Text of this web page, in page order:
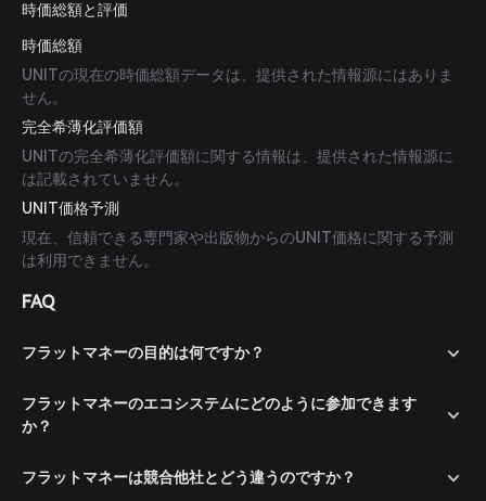
時価総額と評価
時価総額
UNITの現在の時価総額データは、提供された情報源にはありま
せん。
完全希薄化評価額
UNITの完全希薄化評価額に関する情報は、提供された情報源に
は記載されていません。
UNIT価格予測
現在、信頼できる専門家や出版物からのUNIT価格に関する予測
は利用できません。
FAQ
フラットマネーの目的は何ですか？
フラットマネーのエコシステムにどのように参加できます
か？
フラットマネーは競合他社とどう違うのですか？